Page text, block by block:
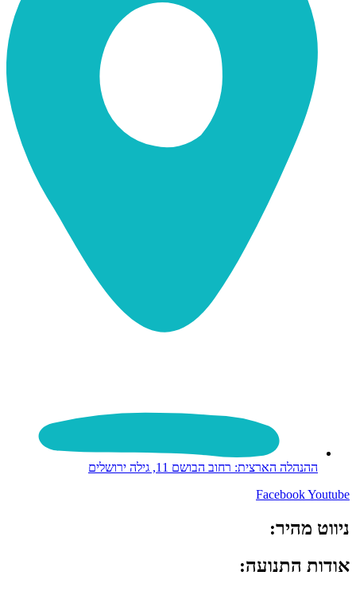
ההנהלה הארצית: רחוב הבושם 11, גילה ירושלים
FacebookYoutube
ניווט מהיר:
אודות התנועה: